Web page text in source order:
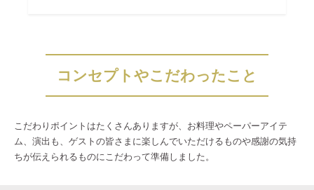
コンセプトやこだわったこと
こだわりポイントはたくさんありますが、お料理やペーパーアイテ
ム、演出も、ゲストの皆さまに楽しんでいただけるものや感謝の気持
ちが伝えられるものにこだわって準備しました。